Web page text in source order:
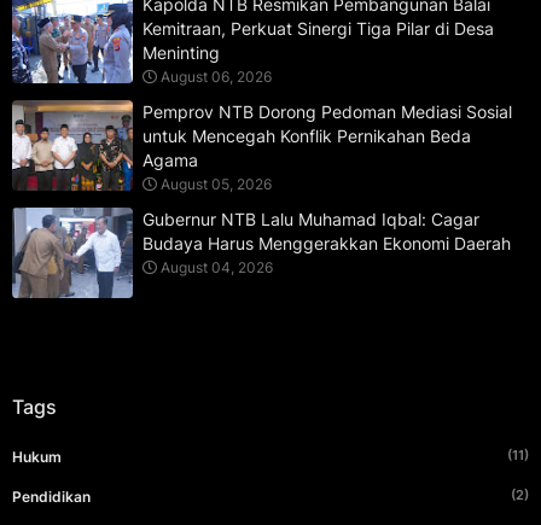
Kapolda NTB Resmikan Pembangunan Balai
Kemitraan, Perkuat Sinergi Tiga Pilar di Desa
Meninting
August 06, 2026
Pemprov NTB Dorong Pedoman Mediasi Sosial
untuk Mencegah Konflik Pernikahan Beda
Agama
August 05, 2026
Gubernur NTB Lalu Muhamad Iqbal: Cagar
Budaya Harus Menggerakkan Ekonomi Daerah
August 04, 2026
Tags
Hukum (11)
Pendidikan (2)